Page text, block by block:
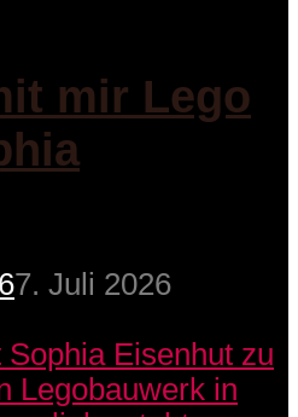
mir Lego
7. Juli 2026